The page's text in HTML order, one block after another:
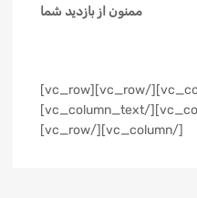
ممنون از بازدید شما
[/vc_column_text][/vc_column][/vc_row][vc_row]
[vc_column][vc_column_text][/vc_column_text]
[/vc_column][/vc_row]